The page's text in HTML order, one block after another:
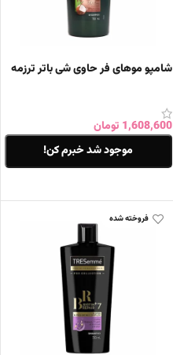
شامپو موهای فر حاوی شی باتر ترزمه
1,608,600 تومان
موجود شد خبرم کن!
فروخته شده